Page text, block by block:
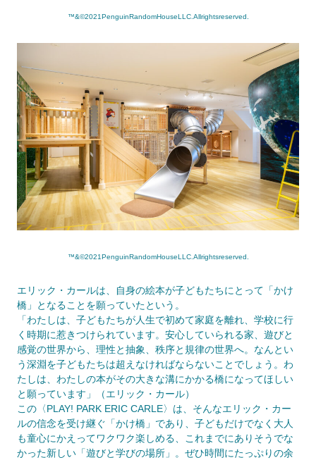
™&©2021PenguinRandomHouseLLC.Allrightsreserved.
™&©2021PenguinRandomHouseLLC.Allrightsreserved.
エリック・カールは、自身の絵本が子どもたちにとって「かけ
橋」となることを願っていたという。
「わたしは、子どもたちが人生で初めて家庭を離れ、学校に行
く時期に惹きつけられています。安心していられる家、遊びと
感覚の世界から、理性と抽象、秩序と規律の世界へ。なんとい
う深淵を子どもたちは超えなければならないことでしょう。わ
たしは、わたしの本がその大きな溝にかかる橋になってほしい
と願っています」（エリック・カール）
この〈PLAY! PARK ERIC CARLE〉は、そんなエリック・カー
ルの信念を受け継ぐ「かけ橋」であり、子どもだけでなく大人
も童心にかえってワクワク楽しめる、これまでにありそうでな
かった新しい「遊びと学びの場所」。ぜひ時間にたっぷりの余